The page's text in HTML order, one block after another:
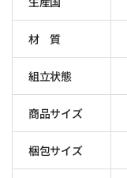
材 質
組立状態
商品サイズ
梱包サイズ